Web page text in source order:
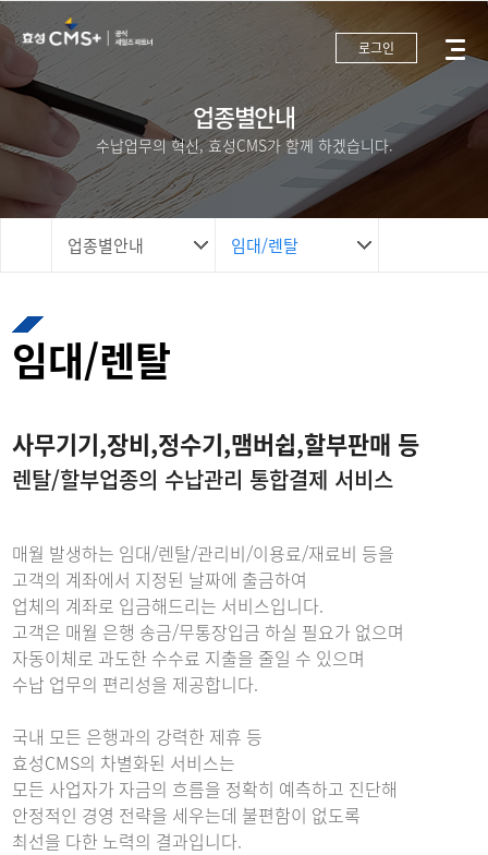
로그인
업종별안내
수납업무의 혁신, 효성CMS가 함께 하겠습니다.
업종별안내 임대/렌탈
임대/렌탈
사무기기,장비,정수기,맴버쉽,할부판매 등
렌탈/할부업종의 수납관리 통합결제 서비스
매월 발생하는 임대/렌탈/관리비/이용료/재료비 등을
고객의 계좌에서 지정된 날짜에 출금하여
업체의 계좌로 입금해드리는 서비스입니다.
고객은 매월 은행 송금/무통장입금 하실 필요가 없으며
자동이체로 과도한 수수료 지출을 줄일 수 있으며
수납 업무의 편리성을 제공합니다.
국내 모든 은행과의 강력한 제휴 등
효성CMS의 차별화된 서비스는
모든 사업자가 자금의 흐름을 정확히 예측하고 진단해
안정적인 경영 전략을 세우는데 불편함이 없도록
최선을 다한 노력의 결과입니다.